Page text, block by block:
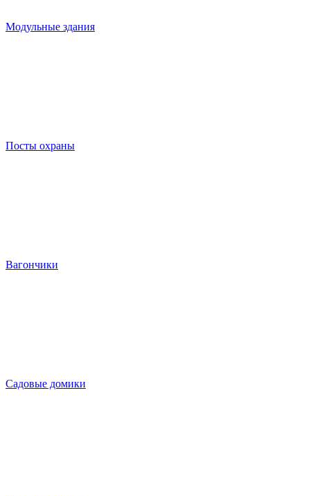
Модульные здания
Посты охраны
Вагончики
Садовые домики